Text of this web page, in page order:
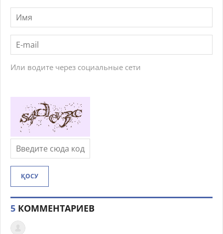
Или водите через социальные сети
ҚОСУ
5 КОММЕНТАРИЕВ